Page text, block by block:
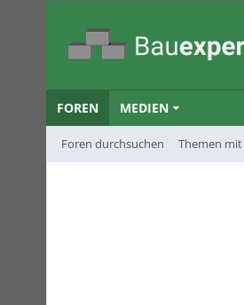
FOREN
Foren durchsuchen Themen
MEDIEN